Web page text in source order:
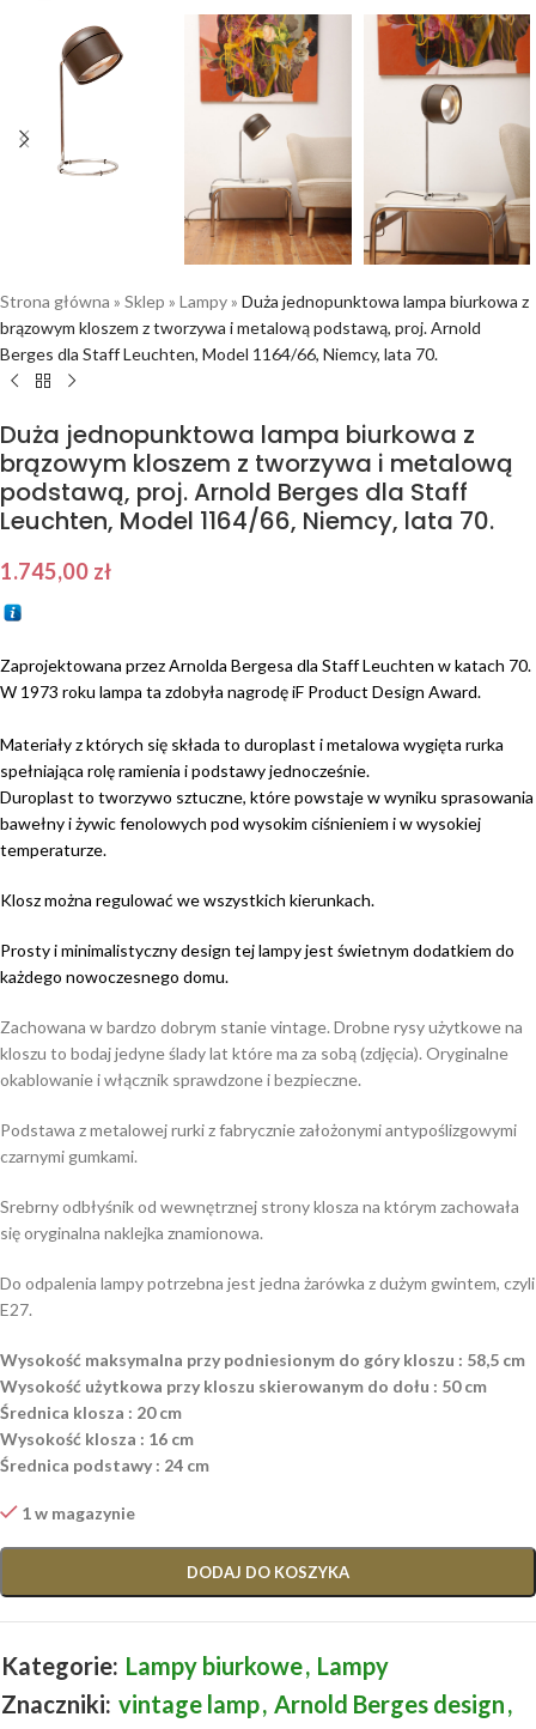
Strona główna » Sklep » Lampy» Duża jednopunktowa lampa biurkowa z
brązowym kloszem z tworzywa i metalową podstawą, proj. Arnold
Berges dla Staff Leuchten, Model 1164/66, Niemcy, lata 70.
Duża jednopunktowa lampa biurkowa z
brązowym kloszem z tworzywa i metalową
podstawą, proj. Arnold Berges dla Staff
Leuchten, Model 1164/66, Niemcy, lata 70.
1.745,00 zł
Zaprojektowana przez Arnolda Bergesa dla Staff Leuchten w katach 70.
W 1973 roku lampa ta zdobyła nagrodę iF Product Design Award.
Materiały z których się składa to duroplast i metalowa wygięta rurka
spełniająca rolę ramienia i podstawy jednocześnie.
Duroplast to tworzywo sztuczne, które powstaje w wyniku sprasowania
bawełny i żywic fenolowych pod wysokim ciśnieniem i w wysokiej
temperaturze.
Klosz można regulować we wszystkich kierunkach.
Prosty i minimalistyczny design tej lampy jest świetnym dodatkiem do
każdego nowoczesnego domu.
Zachowana w bardzo dobrym stanie vintage. Drobne rysy użytkowe na
kloszu to bodaj jedyne ślady lat które ma za sobą (zdjęcia). Oryginalne
okablowanie i włącznik sprawdzone i bezpieczne.
Podstawa z metalowej rurki z fabrycznie założonymi antypoślizgowymi
czarnymi gumkami.
Srebrny odbłyśnik od wewnętrznej strony klosza na którym zachowała
się oryginalna naklejka znamionowa.
Do odpalenia lampy potrzebna jest jedna żarówka z dużym gwintem, czyli
E27.
Wysokość maksymalna przy podniesionym do góry kloszu : 58,5 cm
Wysokość użytkowa przy kloszu skierowanym do dołu : 50 cm
Średnica klosza : 20 cm
Wysokość klosza : 16 cm
Średnica podstawy : 24 cm
1 w magazynie
DODAJ DO KOSZYKA
Kategorie: Lampy biurkowe, Lampy
Znaczniki: vintage lamp, Arnold Berges design,